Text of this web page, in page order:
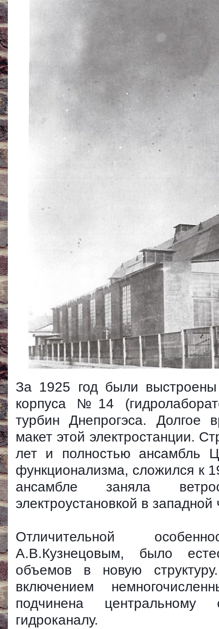
За 1925 год были
корпуса №14
турбин Днепрогэса. Долгое
макет этой электростанции.
лет и полностью ансамбль
функционализма, сложился к
ансамбле заняла
электроустановкой в западной
Отличительной
А.В.Кузнецовым, было
объемов в новую
включением
подчинена
гидроканалу.